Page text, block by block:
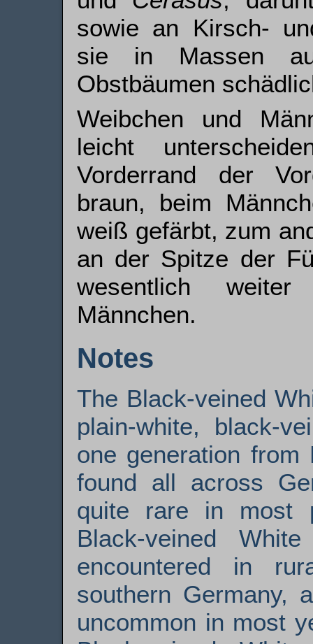
sowie an Kirsch-
sie in Massen
Obstbäumen
Weibchen und
leicht
Vorderrand der
braun, beim
weiß gefärbt, zum
an der Spitze der
wesentlich
Männchen.
Notes
The Black-veined
plain-white, black-
one generation
found all across
quite rare in most
Black-veined
encountered in
southern Germany,
uncommon in most